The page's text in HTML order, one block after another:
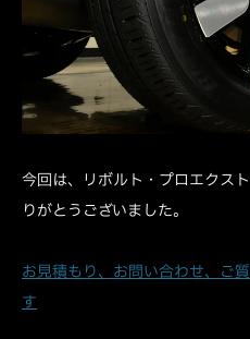
今回は、リボルト・プロエクス
りがとうございました。
お見積もり、お問い合わせ、ご
す